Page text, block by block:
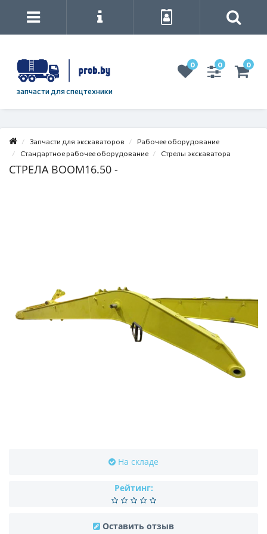
запчасти для спецтехники
0 0 0
Запчасти для экскаваторов
Рабочее оборудование
Стандартное рабочее оборудование
Стрелы экскаватора
СТРЕЛА BOOM16.50 -
На складе
Рейтинг:
Оставить отзыв